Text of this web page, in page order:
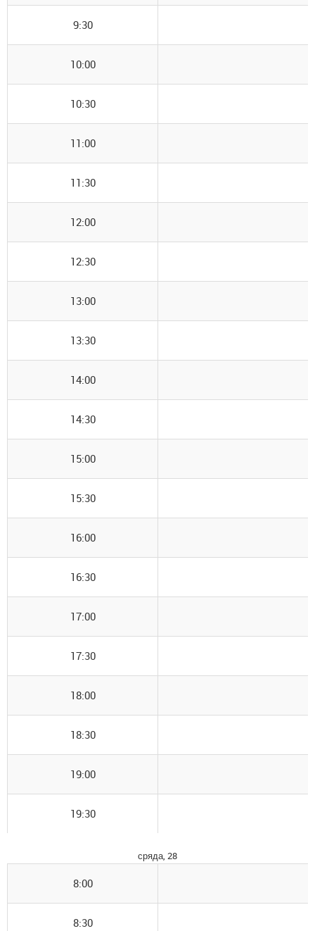
9:30
10:00
10:30
11:00
11:30
12:00
12:30
13:00
13:30
14:00
14:30
15:00
15:30
16:00
16:30
17:00
17:30
18:00
18:30
19:00
19:30
сряда, 28
8:00
8:30